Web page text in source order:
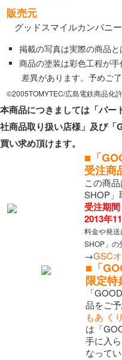
販売元
グッドスマイルカンパニー
掲載の写真は実際の商品と
商品の塗装は彩色工程が
差異があります。予めご了
©2005TOMYTEC/広島電鉄商品化
本商品につきましては「パー
社商品取り扱い店様」及び
買い求め頂けます。
■「
受注商
この商
SHOP」
受注期
2013年
料金や発
SHOP」の
→GSC
■「
限定特
「
品をご
もあ く
は「
手に入
なって